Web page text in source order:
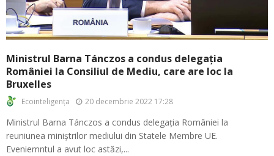
Ministrul Barna Tánczos a condus delegația
României la Consiliul de Mediu, care are loc la
Bruxelles
Ecointeligența 20 decembrie 2022 17:28
Ministrul Barna Tánczos a condus delegația României la
reuniunea miniștrilor mediului din Statele Membre UE.
Eveniemntul a avut loc astăzi,...